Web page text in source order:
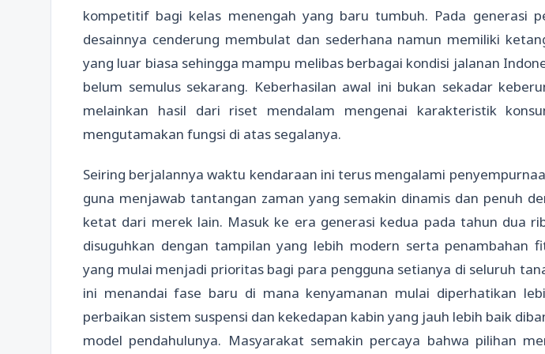
kompetitif bagi kelas menengah yang baru tumbuh. Pada generasi
desainnya cenderung membulat dan sederhana namun memiliki
yang luar biasa sehingga mampu melibas berbagai kondisi jalanan
belum semulus sekarang. Keberhasilan awal ini bukan sekadar
melainkan hasil dari riset mendalam mengenai karakteristik
mengutamakan fungsi di atas segalanya.
Seiring berjalannya waktu kendaraan ini terus mengalami
guna menjawab tantangan zaman yang semakin dinamis dan penuh
ketat dari merek lain. Masuk ke era generasi kedua pada tahun dua
disuguhkan dengan tampilan yang lebih modern serta penambahan
yang mulai menjadi prioritas bagi para pengguna setianya di seluruh
ini menandai fase baru di mana kenyamanan mulai diperhatikan
perbaikan sistem suspensi dan kekedapan kabin yang jauh lebih baik
model pendahulunya. Masyarakat semakin percaya bahwa pilihan